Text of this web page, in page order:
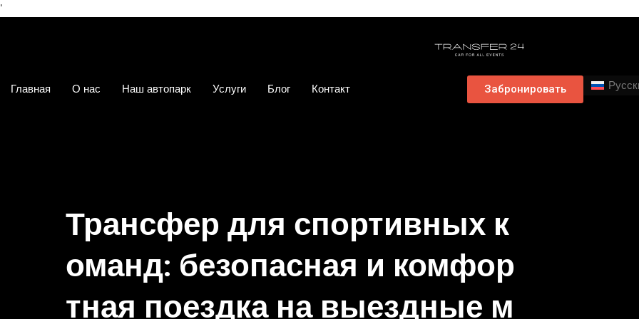
'
Главная О нас Наш автопарк Услуги Блог Контакт Забронировать
Трансфер для спортивных к
оманд: безопасная и комфор
тная поездка на выездные м